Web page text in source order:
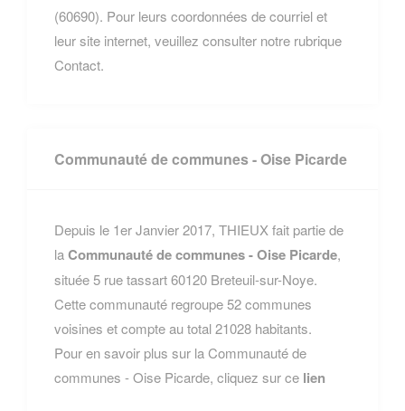
(60690). Pour leurs coordonnées de courriel et
leur site internet, veuillez consulter notre rubrique
Contact.
Communauté de communes - Oise Picarde
Depuis le 1er Janvier 2017, THIEUX fait partie de
laCommunauté de communes - Oise Picarde,
située 5 rue tassart 60120 Breteuil-sur-Noye.
Cette communauté regroupe 52 communes
voisines et compte au total 21028 habitants.
Pour en savoir plus sur la Communauté de
communes - Oise Picarde, cliquez sur ce lien